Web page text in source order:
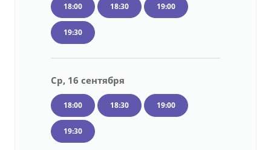
18:00 18:30 19:00
19:30
Ср, 16 сентября
18:00 18:30 19:00
19:30